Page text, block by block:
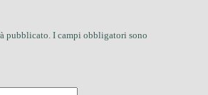
pubblicato. I campi obbligatori sono